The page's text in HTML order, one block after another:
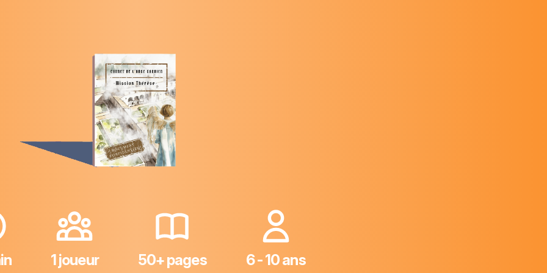
1 joueur 50+ pages 6 - 10 ans